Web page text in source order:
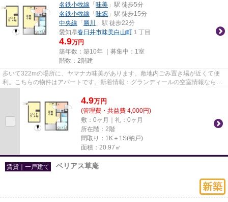
名鉄小牧線 「 味美 」駅 徒歩5分
名鉄小牧線 「 味鋺 」駅 徒歩15分
中央線 「 勝川
」駅 徒歩22分
愛知県春日井市味美白山町 １丁目
4.9万円
築年数：築10年 ｜募集中： 1室
階数：2階建
歩いて322mの場所に、ヤマナカ味美があります。敷地内ごみ置き場が近くて便
利。こちらの物件はアパートです。新着情報：グランディールの空室情報ならコ
4.9万円
(管理費・共益費 4,000円)
敷：0ヶ月｜礼：0ヶ月
所在階：2階
間取り：1K＋1S(納戸)
面積：20.97㎡
賃貸｜一戸建て ベリアス草庵